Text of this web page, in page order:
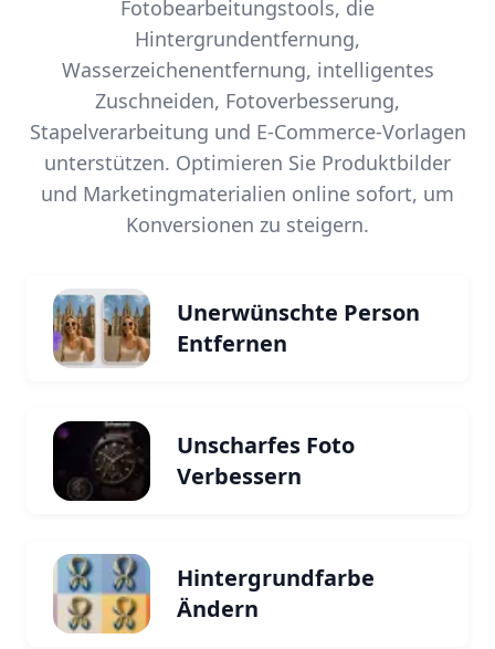
Fotobearbeitungstools, die
Hintergrundentfernung,
Wasserzeichenentfernung, intelligentes
Zuschneiden, Fotoverbesserung,
Stapelverarbeitung und E-Commerce-Vorlagen
unterstützen. Optimieren Sie Produktbilder
und Marketingmaterialien online sofort, um
Konversionen zu steigern.
Unerwünschte Person
Entfernen
Unscharfes Foto
Verbessern
Hintergrundfarbe
Ändern